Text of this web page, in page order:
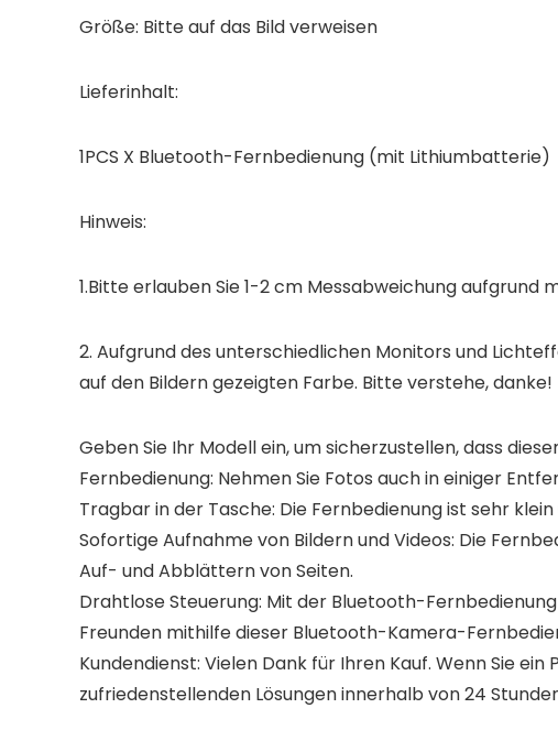
Größe: Bitte auf das Bild verweisen
Lieferinhalt:
1PCS X Bluetooth-Fernbedienung (mit Lithiumbatterie)
Hinweis:
1.Bitte erlauben Sie 1-2 cm Messabweichung aufgrund
2. Aufgrund des unterschiedlichen Monitors und
auf den Bildern gezeigten Farbe. Bitte verstehe, danke!
Geben Sie Ihr Modell ein, um sicherzustellen, dass
Fernbedienung: Nehmen Sie Fotos auch in einiger
Tragbar in der Tasche: Die Fernbedienung ist sehr
Sofortige Aufnahme von Bildern und Videos: Die
Auf- und Abblättern von Seiten.
Drahtlose Steuerung: Mit der Bluetooth-
Freunden mithilfe dieser Bluetooth-Kamera-
Kundendienst: Vielen Dank für Ihren Kauf. Wenn Sie
zufriedenstellenden Lösungen innerhalb von 24